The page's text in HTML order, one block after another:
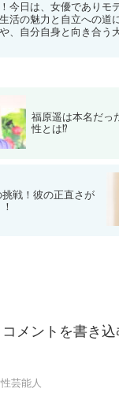
今日は、女優でありモ
活の魅力と自立への道
、自分自身と向き合う
福原遥は本名だっ
性とは⁉
戦！彼の正直さが
コメントを書き込
芸能人